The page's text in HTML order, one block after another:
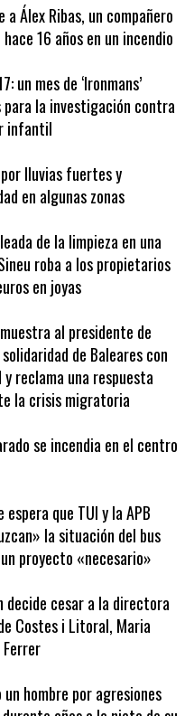
de Palma rinden
a Álex Ribas, un compañero
16 años en un incendio
un mes de ‘Ironmans’
la investigación contra
infantil
lluvias fuertes y
en algunas zonas
de la limpieza en una
roba a los propietarios
en joyas
al presidente de
de Baleares con
reclama una respuesta
la crisis migratoria
se incendia en el centro
espera que TUI y la APB
la situación del bus
proyecto «necesario»
decide cesar a la directora
Costes i Litoral, Maria